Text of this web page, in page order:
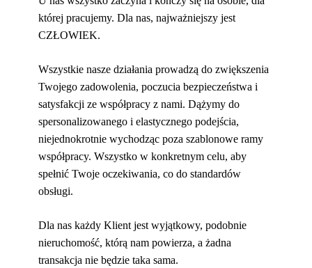
której pracujemy. Dla nas, najważniejszy jest
CZŁOWIEK.
Wszystkie nasze działania prowadzą do zwiększenia
Twojego zadowolenia, poczucia bezpieczeństwa i
satysfakcji ze współpracy z nami. Dążymy do
spersonalizowanego i elastycznego podejścia,
niejednokrotnie wychodząc poza szablonowe ramy
współpracy. Wszystko w konkretnym celu, aby
spełnić Twoje oczekiwania, co do standardów
obsługi.
Dla nas każdy Klient jest wyjątkowy, podobnie
nieruchomość, którą nam powierza, a żadna
transakcja nie będzie taka sama.